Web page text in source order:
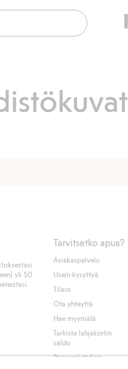
yli 50
Tarvitsetko apua?
Asiakaspalvelu
Usein kysyttyä
Tilaus
Ota yhteyttä
Hae myymälä
Tarkista lahjakortin
saldo
Personal styling